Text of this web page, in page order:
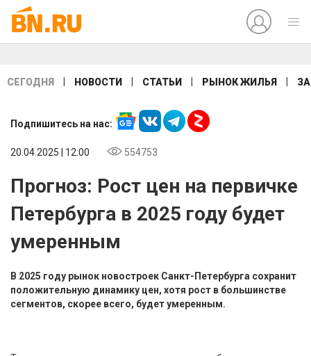
СЕГОДНЯ НОВОСТИ СТАТЬИ РЫНОК ЖИЛЬЯ
Подпишитесь на нас:
20.04.2025 | 12:00 554753
Прогноз: Рост цен на первичке
Петербурга в 2025 году будет
умеренным
В 2025 году рынок новостроек Санкт-Петербурга сохранит
положительную динамику цен, хотя рост в большинстве
сегментов, скорее всего, будет умеренным.